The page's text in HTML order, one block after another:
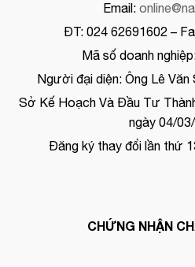
Email:
ĐT: 024 62691602 –
Mã số doanh
Người đại diện: Ông Lê
Sở Kế Hoạch Và Đầu Tư
ngày 04/
Đăng ký thay đổi lần thứ
CHỨNG NHẬN